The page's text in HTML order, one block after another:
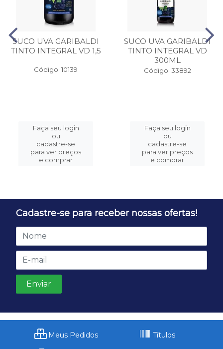
SUCO UVA GARIBALDI
TINTO INTEGRAL VD 1,5
Código: 10139
Faça seu login
ou
cadastre-se
para ver preços
e comprar
SUCO UVA GARIBALDI
TINTO INTEGRAL VD
300ML
Código: 33892
Faça seu login
ou
cadastre-se
para ver preços
e comprar
Cadastre-se para receber nossas ofertas!
Meus Pedidos Títulos